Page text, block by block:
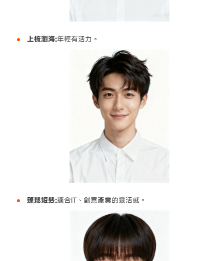
上梳瀏海:年輕有活力。
蓬鬆短髮:適合IT、創意產業的靈活感。